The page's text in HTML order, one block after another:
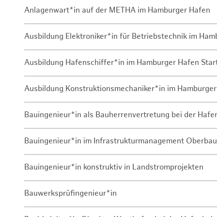
Anlagenwart*in auf der METHA im Hamburger Hafen
Ausbildung Elektroniker*in für Betriebstechnik im
Ausbildung Hafenschiffer*in im Hamburger Hafen
Ausbildung Konstruktionsmechaniker*in im
Bauingenieur*in als Bauherrenvertretung bei der
Bauingenieur*in im Infrastrukturmanagement
Bauingenieur*in konstruktiv in Landstromprojekten
Bauwerksprüfingenieur*in